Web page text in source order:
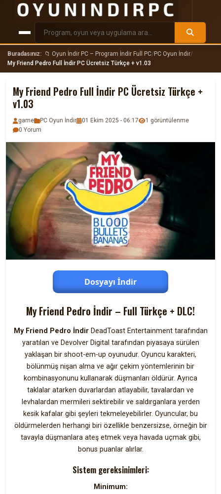
Buradasınız: 📁 Oyun İndir PC – Program İndir Full PC/PC Oyun İndir/
My Friend Pedro Full İndir PC Ücretsiz Türkçe + v1.03
My Friend Pedro Full İndir PC Ücretsiz Türkçe +
v1.03
game PC Oyun İndir 01 Ekim 2025 - 06:17
1 görüntülenme
0 Yorum
Dosyayı İndir
My Friend Pedro İndir – Full Türkçe + DLC!
My Friend Pedro İndirDeadToast Entertainment tarafından
yaratılan ve Devolver Digital tarafından piyasaya sürülen
yaklaşan bir shoot-em-up oyunudur. Oyuncu karakteri,
bölünmüş nişan alma ve ağır çekim yöntemlerinin bir
kombinasyonunu kullanarak düşmanları öldürür. Ayrıca
taklalar atarken duvarlardan atlayabilir, tavalardan ve
levhalardan mermileri sektirebilir ve saldırganlara yerden
kesik kafalar gibi şeyleri tekmeleyebilirler. Oyuncular, bu
öldürmelerden herhangi biri özellikle benzersizse, örneğin bir
tavayla düşmanlara ateş etmek veya havada uçmak gibi,
bonus puanlar alırlar.
Sistem gereksinimleri:
Minimum: